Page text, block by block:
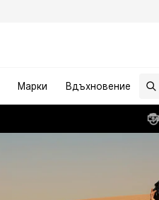
Марки Вдъхновение